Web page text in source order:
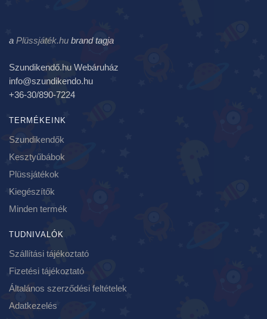
a Plüssjáték.hu brand tagja
Szundikendő.hu Webáruház
info@szundikendo.hu
+36-30/890-7224
TERMÉKEINK
Szundikendők
Kesztyűbábok
Plüssjátékok
Kiegészítők
Minden termék
TUDNIVALÓK
Szállítási tájékoztató
Fizetési tájékoztató
Általános szerződési feltételek
Adatkezelés